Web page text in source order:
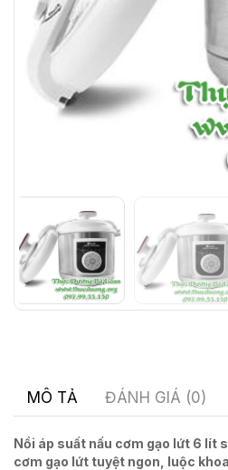
MÔ TẢ ĐÁNH GIÁ (0)
Nồi áp suất nấu cơm gạo lứt 6 lít
cơm gạo lứt tuyệt ngon, luộc